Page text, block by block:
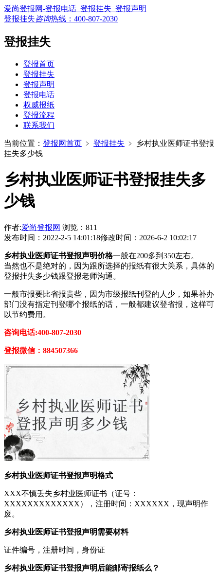
爱尚登报网-登报电话_登报挂失_登报声明
登报挂失咨询热线： 400-807-2030
登报挂失
登报首页
登报挂失
登报声明
登报电话
权威报纸
登报流程
联系我们
当前位置： 登报网首页 ﹥ 登报挂失 ﹥
乡村执业医师证书登报
挂失多少钱
乡村执业医师证书登报挂失多
少钱
作者:爱尚登报网 浏览：811
发布时间：2022-2-5 14:01:18修改时间：2026-6-2 10:02:17
乡村执业医师证书登报声明价格一般在200多到350左右。
当然也不是绝对的，因为跟所选择的报纸有很大关系，具体的
登报挂失多少钱跟登报老师沟通。
一般市报要比省报贵些，因为市级报纸刊登的人少，如果补办
部门没有指定刊登哪个报纸的话，一般都建议登省报，这样可
以节约费用。
咨询电话:400-807-2030
登报微信：884507366
乡村执业医师证书登报声明格式
XXX不慎丢失乡村业医师证书（证号：
XXXXXXXXXXXXX），注册时间：XXXXXX，现声明作
废。
乡村执业医师证书登报声明需要材料
证件编号，注册时间，身份证
乡村执业医师证书登报声明后能邮寄报纸么？